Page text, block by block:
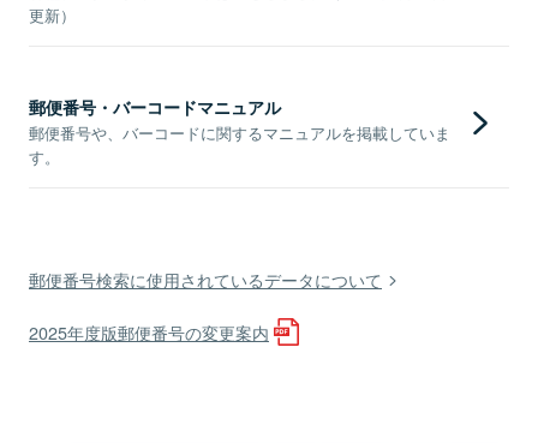
更新）
郵便番号・バーコードマニュアル
郵便番号や、バーコードに関するマニュアルを掲載していま
す。
郵便番号検索に使用されているデータについて
2025年度版郵便番号の変更案内